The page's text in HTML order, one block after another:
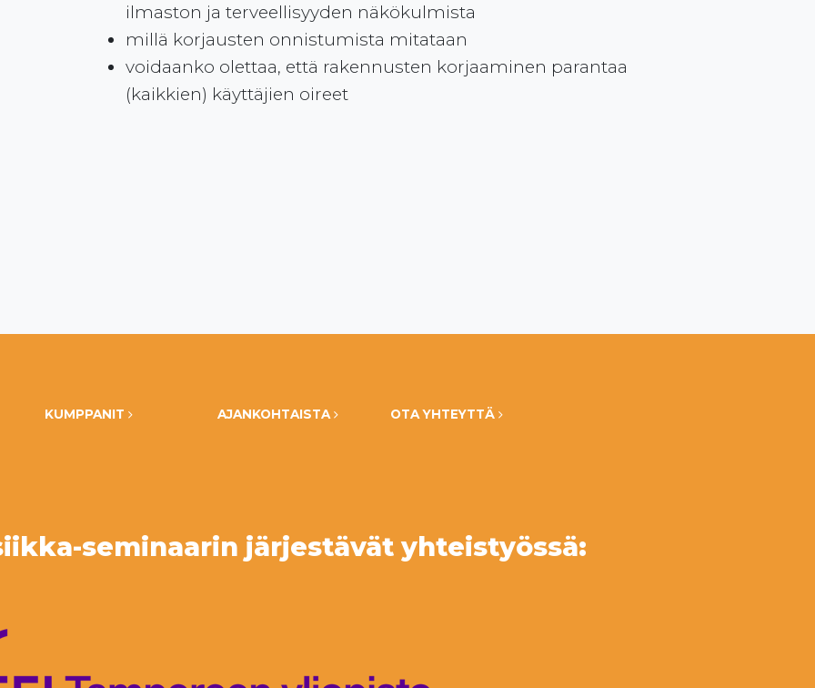
ilmaston ja terveellisyyden näkökulmista
millä korjausten onnistumista mitataan
voidaanko olettaa, että rakennusten korjaaminen parantaa
(kaikkien) käyttäjien oireet
KUMPPANIT AJANKOHTAISTA OTA YHTEYTTÄ
seminaarin järjestävät yhteistyössä: